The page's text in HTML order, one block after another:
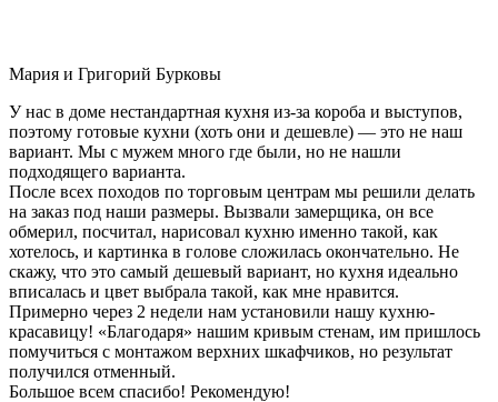
Мария и Григорий Бурковы
У нас в доме нестандартная кухня из-за короба и выступов,
поэтому готовые кухни (хоть они и дешевле) — это не наш
вариант. Мы с мужем много где были, но не нашли
подходящего варианта.
После всех походов по торговым центрам мы решили делать
на заказ под наши размеры. Вызвали замерщика, он все
обмерил, посчитал, нарисовал кухню именно такой, как
хотелось, и картинка в голове сложилась окончательно. Не
скажу, что это самый дешевый вариант, но кухня идеально
вписалась и цвет выбрала такой, как мне нравится.
Примерно через 2 недели нам установили нашу кухню-
красавицу! «Благодаря» нашим кривым стенам, им пришлось
помучиться с монтажом верхних шкафчиков, но результат
получился отменный.
Большое всем спасибо! Рекомендую!